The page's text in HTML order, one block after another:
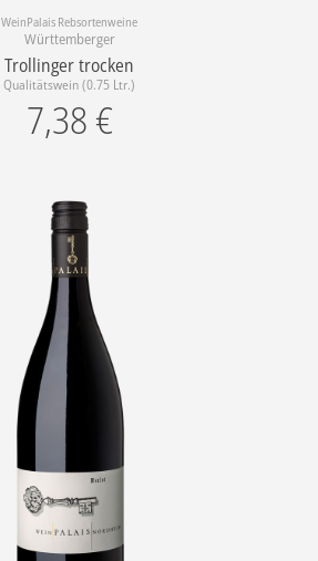
WeinPalais Rebsortenweine
Württemberger
Trollinger trocken
Qualitätswein (0.75 Ltr.)
7,38 €